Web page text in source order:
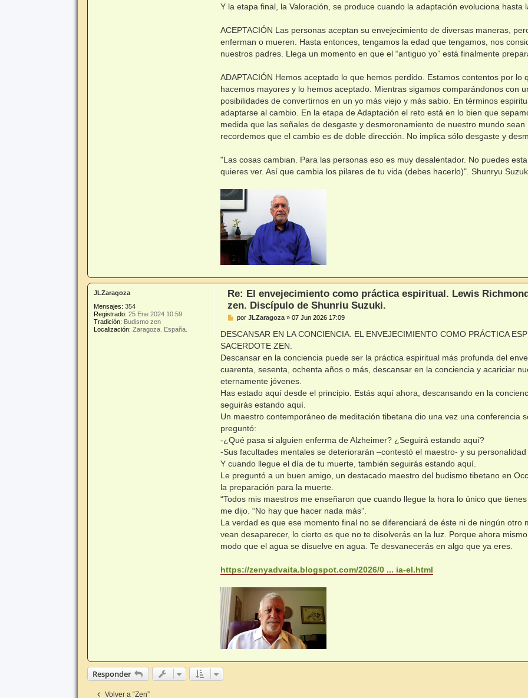
Y la etapa final, la Valoración, se produce cuando la adaptación evoluciona hasta
ACEPTACIÓN Las personas aceptan su envejecimiento de diversas maneras,
enferman o mueren. Hasta entonces, tengamos la edad que tengamos, nos
nuestros padres. Llega un momento en que el “antiguo yo” está finalmente
ADAPTACIÓN Hemos aceptado lo que hemos perdido. Estamos contentos por
hacemos mayores y lo hemos aceptado. Mientras sigamos comparándonos con
posibilidades de convertirnos en un yo más viejo y más sabio. En términos
adaptarse al cambio. En la etapa de Adaptación el reto está en lo bien que
medida que las señales de desgaste y desmoronamiento de nuestro mundo
recordemos que el cambio es de doble dirección. No implica sólo desgaste y
"Las cosas cambian. Para las personas eso es muy desalentador. No puedes
quieres ver. Así que cambia los pilares de tu vida (debes hacerlo)". Shunryu
JLZaragoza
Mensajes: 354
Registrado: 25 Ene 2024 10:59
Tradición: Budismo zen
Localización: Zaragoza. España.
Re: El envejecimiento como práctica espiritual. Lewis
zen. Discípulo de Shunriu Suzuki.
M
n
a
j
e
porJLZaragoza »07 Jun 2026 17:09
DESCANSAR EN LA CONCIENCIA. EL ENVEJECIMIENTO COMO PRÁCTICA
SACERDOTE ZEN.
Descansar en la conciencia puede ser la práctica espiritual más profunda del
cuarenta, sesenta, ochenta años o más, descansar en la conciencia y acariciar
eternamente jóvenes.
Has estado aquí desde el principio. Estás aquí ahora, descansando en la
seguirás estando aquí.
Un maestro contemporáneo de meditación tibetana dio una vez una conferencia
preguntó:
-¿Qué pasa si alguien enferma de Alzheimer? ¿Seguirá estando aquí?
-Sus facultades mentales se deteriorarán –contestó el maestro- y su
Y cuando llegue el día de tu muerte, también seguirás estando aquí.
Le preguntó a un buen amigo, un destacado maestro del budismo tibetano en
la preparación para la muerte.
“Todos mis maestros me enseñaron que cuando llegue la hora lo único que
me dijo. “No hay que hacer nada más”.
La verdad es que ese momento final no se diferenciará de éste ni de ningún otro
vean desaparecer, lo cierto es que no te disolverás en la luz. Porque ahora
modo que el agua se disuelve en agua. Te desvanecerás en algo que ya eres.
https://zenyadvaita.blogspot.com/2026/0 ... ia-el.html
Responder
Volver a “Zen”